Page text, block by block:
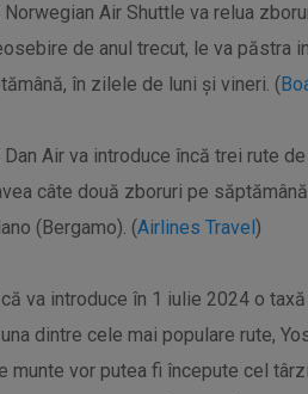
Norwegian Air Shuttle va relua
de anul trecut, le va păstra
în zilele de luni și vineri. (
Dan Air va introduce încă trei rute
câte două zboruri pe
(Bergamo). (Airlines Travel)
că va introduce în 1 iulie 2024 o
dintre cele mai populare rute,
munte vor putea fi începute cel